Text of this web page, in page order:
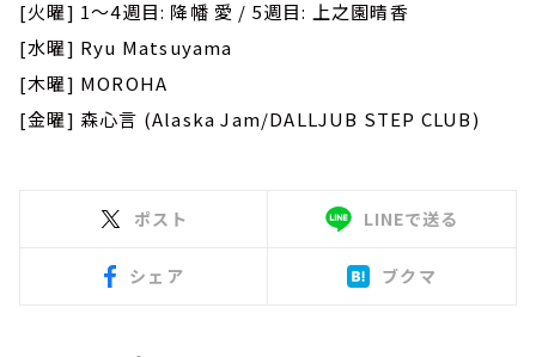
[火曜] 1～4週目: 降幡 愛 / 5週目: 上之園晴香
[水曜] Ryu Matsuyama
[木曜] MOROHA
[金曜] 森心言 (Alaska Jam/DALLJUB STEP CLUB)
ポスト LINEで送る
シェア ブクマ